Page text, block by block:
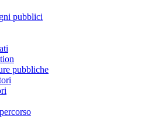
pubblici
pubbliche